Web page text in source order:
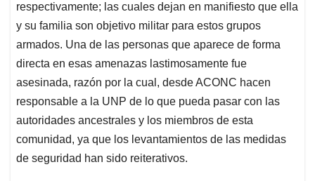
respectivamente; las cuales dejan en manifiesto que ella
y su familia son objetivo militar para estos grupos
armados. Una de las personas que aparece de forma
directa en esas amenazas lastimosamente fue
asesinada, razón por la cual, desde ACONC hacen
responsable a la UNP de lo que pueda pasar con las
autoridades ancestrales y los miembros de esta
comunidad, ya que los levantamientos de las medidas
de seguridad han sido reiterativos.